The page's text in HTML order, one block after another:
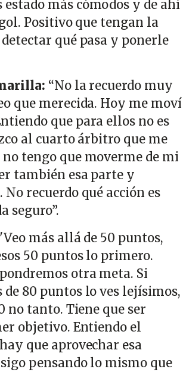
estado más cómodos y de ahí
Positivo que tengan la
detectar qué pasa y ponerle
“No la recuerdo muy
que merecida. Hoy me moví
que para ellos no es
al cuarto árbitro que me
no tengo que moverme de mi
también esa parte y
No recuerdo qué acción es
seguro”.
más allá de 50 puntos,
50 puntos lo primero.
otra meta. Si
80 puntos lo ves lejísimos,
no tanto. Tiene que ser
objetivo. Entiendo el
que aprovechar esa
pensando lo mismo que